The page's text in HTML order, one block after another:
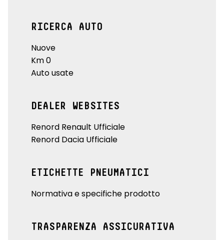
RICERCA AUTO
Nuove
Km 0
Auto usate
DEALER WEBSITES
Renord Renault Ufficiale
Renord Dacia Ufficiale
ETICHETTE PNEUMATICI
Normativa e specifiche prodotto
TRASPARENZA ASSICURATIVA